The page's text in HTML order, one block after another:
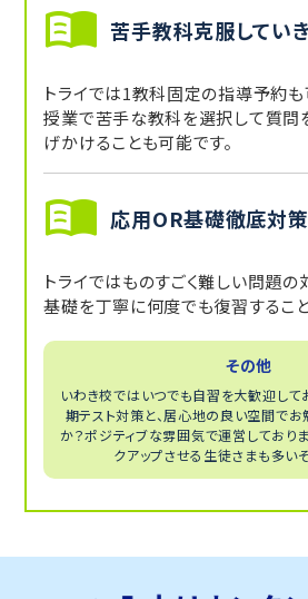
苦手教科克服していき
トライでは1教科固定の指導予約も
授業で苦手な教科を選択して質問
げかけることも可能です。
応用OR基礎徹底対策
トライではものすごく難しい問題の
基礎を丁寧に何度でも復習するこ
その他
いわき校ではいつでも自習を大歓迎して
期テスト対策と、居心地の良い空間でお
か？ポジティブな雰囲気で運営しており
クアップさせる生徒さまも多い